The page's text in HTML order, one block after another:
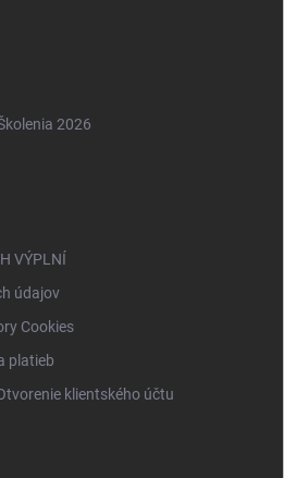
2026
VÝPLNÍ
údajov
Cookies
platieb
klientského účtu